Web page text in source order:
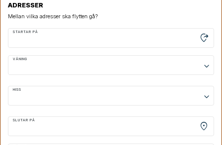
ADRESSER
Mellan vilka adresser ska flytten gå?
STARTAR PÅ
moved_location
VÅNING
keyboard_arrow_down
HISS
keyboard_arrow_down
SLUTAR PÅ
location_on